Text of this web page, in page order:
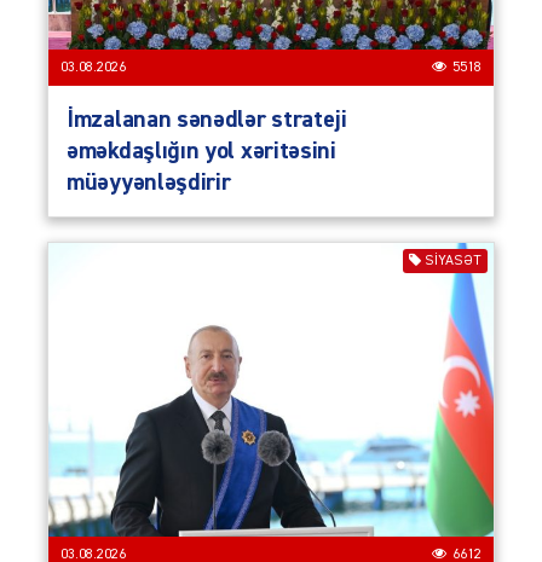
03.08.2026 5518
İmzalanan sənədlər strateji
əməkdaşlığın yol xəritəsini
müəyyənləşdirir
SIYASƏT
03.08.2026 6612